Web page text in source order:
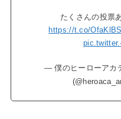
たくさんの投票
https://t.co/
— 僕のヒーローアカ